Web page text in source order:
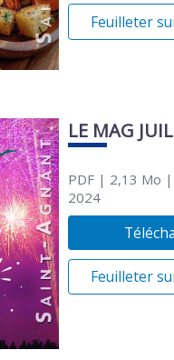
Feuilleter
LE MAG
PDF| 2,13 Mo |
2024
Feuilleter